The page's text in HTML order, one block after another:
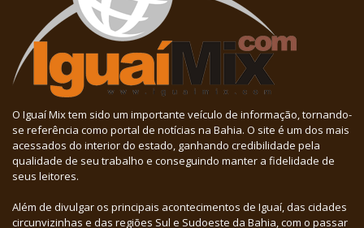
O Iguaí Mix tem sido um importante veículo de informação, tornando-
se referência como portal de notícias na Bahia. O site é um dos mais
acessados do interior do estado, ganhando credibilidade pela
qualidade de seu trabalho e conseguindo manter a fidelidade de
seus leitores.
Além de divulgar os principais acontecimentos de Iguaí, das cidades
circunvizinhas e das regiões Sul e Sudoeste da Bahia, com o passar